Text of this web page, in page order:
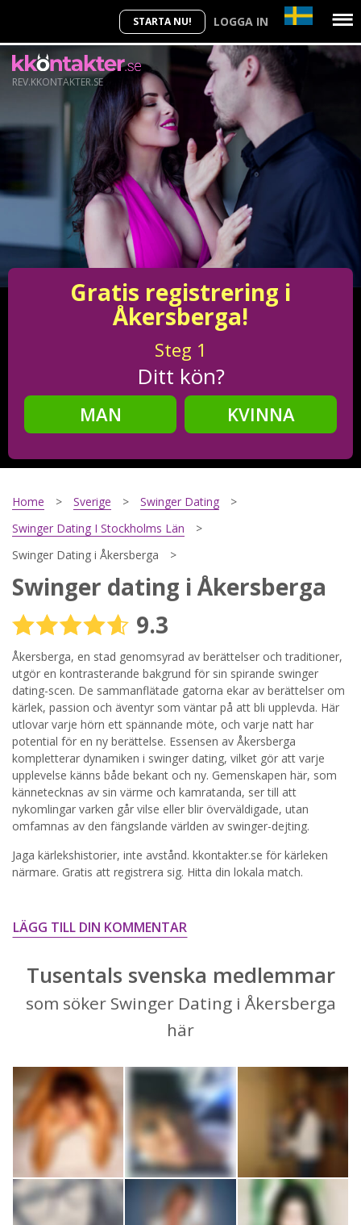
STARTA NU! LOGGA IN
REV.KKONTAKTER.SE
Gratis registrering i
Åkersberga!
Steg 1
Ditt kön?
MAN
KVINNA
Steg2
Steg 3
Din mailadress?
Genom att registrera godkänner jagVillkorenoch
Sekretesspolicyn. Jag godkänner att ta emot information och
reklam via e-post från hemsidans operatörer. Jag kan dra
tillbaka godkännande när jag vill.
STARTA NU!
Home Sverige
Swinger Dating
Swinger Dating I Stockholms Län
Swinger Dating i Åkersberga
Swinger dating i Åkersberga
9.3
Åkersberga, en stad genomsyrad av berättelser och traditioner,
utgör en kontrasterande bakgrund för sin spirande swinger
dating-scen. De sammanflätade gatorna ekar av berättelser om
kärlek, passion och äventyr som väntar på att bli upplevda. Här
utlovar varje hörn ett spännande möte, och varje natt har
potential för en ny berättelse. Essensen av Åkersberga
kompletterar dynamiken i swinger dating, vilket gör att varje
upplevelse känns både bekant och ny. Gemenskapen här, som
kännetecknas av sin värme och kamratanda, ser till att
nykomlingar varken går vilse eller blir överväldigade, utan
omfamnas av den fängslande världen av swinger-dejting.
Jaga kärlekshistorier, inte avstånd. kkontakter.se för kärleken
närmare. Gratis att registrera sig. Hitta din lokala match.
LÄGG TILL DIN KOMMENTAR
Tusentals svenska medlemmar
som söker Swinger Dating i Åkersberga
här